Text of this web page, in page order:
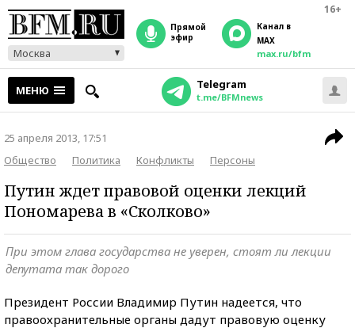
16+
Москва
прямой
эфир
Канал в
MAX
max.ru/bfm
МЕНЮ Telegram
t.me/BFMnews
25 апреля 2013, 17:51
Общество
Политика Конфликты Персоны
Путин ждет правовой оценки лекций
Пономарева в «Сколково»
При этом глава государства не уверен, стоят ли лекции
депутата так дорого
Президент России Владимир Путин надеется, что
правоохранительные органы дадут правовую оценку